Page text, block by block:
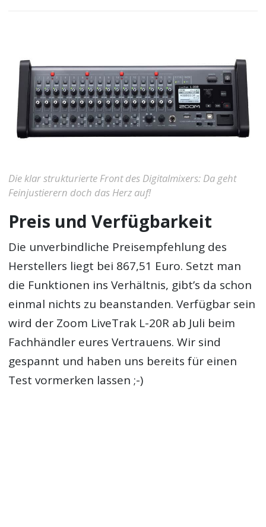
Die klar strukturierte Front des Digitalmixers: Da geht
Feinjustierern doch das Herz auf!
Preis und Verfügbarkeit
Die unverbindliche Preisempfehlung des
Herstellers liegt bei 867,51 Euro. Setzt man
die Funktionen ins Verhältnis, gibt’s da schon
einmal nichts zu beanstanden. Verfügbar sein
wird der Zoom LiveTrak L-20R ab Juli beim
Fachhändler eures Vertrauens. Wir sind
gespannt und haben uns bereits für einen
Test vormerken lassen ;-)